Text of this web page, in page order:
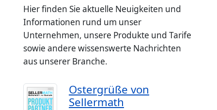
Hier finden Sie aktuelle Neuigkeiten und
Informationen rund um unser
Unternehmen, unsere Produkte und Tarife
sowie andere wissenswerte Nachrichten
aus unserer Branche.
Ostergrüße von
Sellermath